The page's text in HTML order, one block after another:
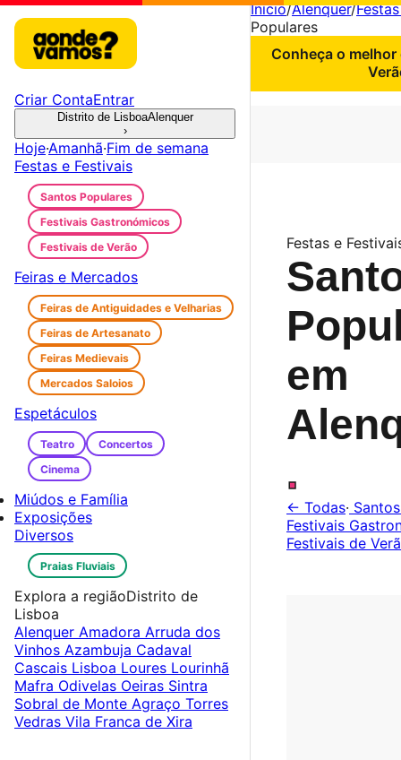
Início/Alenquer/
Populares
Conheça o
Festas e
em
.
← Todas·
Festivais
Festivais de
Criar ContaEntrar
Distrito de LisboaAlenquer
›
Hoje·Amanhã·Fim de semana
Festas e Festivais
Santos Populares
Festivais Gastronómicos
Festivais de Verão
Feiras e Mercados
Feiras de Antiguidades e Velharias
Feiras de Artesanato
Feiras Medievais
Mercados Saloios
Espetáculos
Teatro
Concertos
Cinema
Miúdos e Família
Exposições
Diversos
Praias Fluviais
Explora a regiãoDistrito de
Lisboa
Alenquer Amadora Arruda dos
Vinhos Azambuja Cadaval
Cascais Lisboa Loures Lourinhã
Mafra Odivelas Oeiras Sintra
Sobral de Monte Agraço Torres
Vedras Vila Franca de Xira